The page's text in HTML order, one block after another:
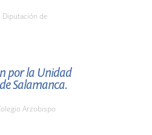
Diputación de
por la Unidad
Salamanca.
Arzobispo